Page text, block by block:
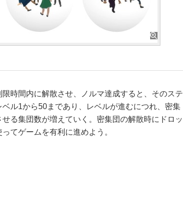
時間内に解散させ、ノルマ達成すると、そのステ
ル1から50まであり、レベルが進むにつれ、密集
る集団数が増えていく。密集団の解散時にドロッ
てゲームを有利に進めよう。